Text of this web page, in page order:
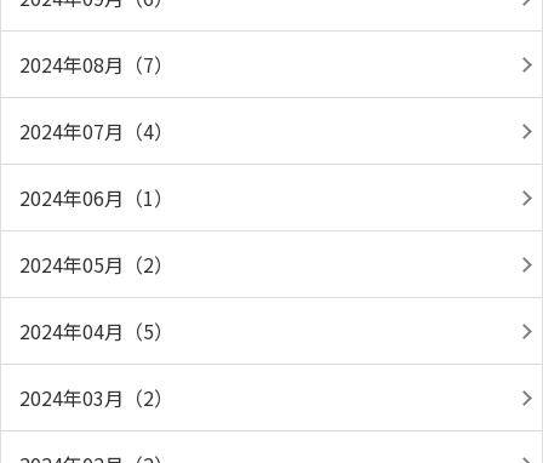
2024年08月（7）
2024年07月（4）
2024年06月（1）
2024年05月（2）
2024年04月（5）
2024年03月（2）